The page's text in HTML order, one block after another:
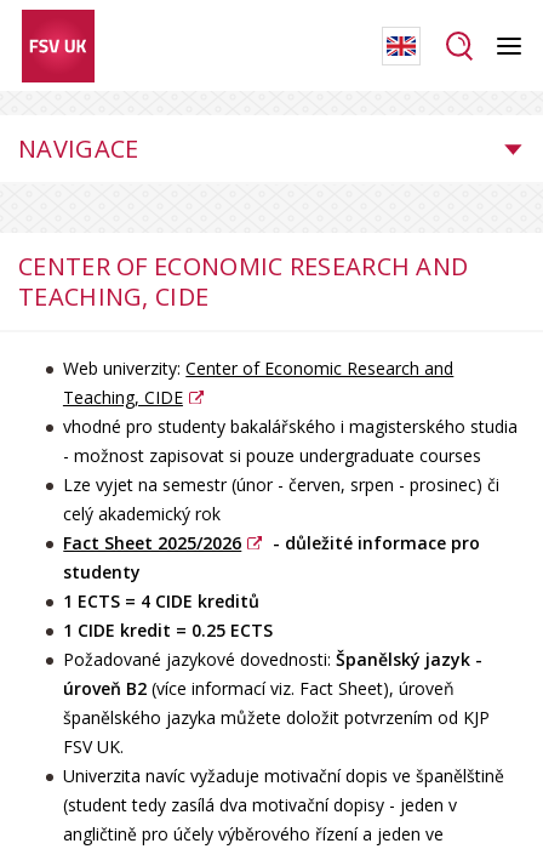
NAVIGACE
CENTER OF ECONOMIC RESEARCH AND
TEACHING, CIDE
Web univerzity:Center of Economic Research and
Teaching, CIDE
vhodné pro studenty bakalářského i magisterského studia
- možnost zapisovat si pouze undergraduate courses
Lze vyjet na semestr (únor - červen, srpen - prosinec) či
celý akademický rok
Fact Sheet 2025/2026
- důležité informace pro
studenty
1 ECTS = 4 CIDE kreditů
1 CIDE kredit = 0.25 ECTS
Požadované jazykové dovednosti:Španělský jazyk -
úroveň B2(více informací viz. Fact Sheet), úroveň
španělského jazyka můžete doložit potvrzením od KJP
FSV UK.
Univerzita navíc vyžaduje motivační dopis ve španělštině
(student tedy zasílá dva motivační dopisy - jeden v
angličtině pro účely výběrového řízení a jeden ve